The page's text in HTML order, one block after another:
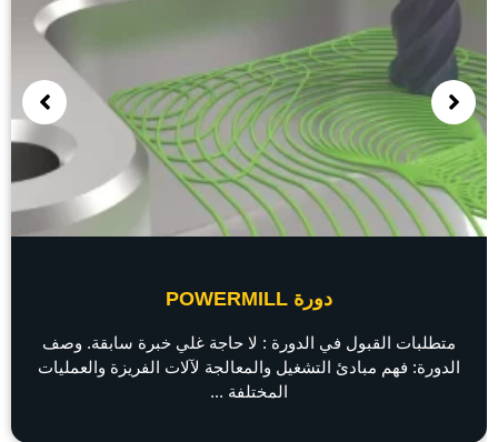
دورة POWERMILL
متطلبات القبول في الدورة : لا حاجة غلي خبرة سابقة. وصف
الدورة: فهم مبادئ التشغيل والمعالجة لآلات الفريزة والعمليات
المختلفة ...